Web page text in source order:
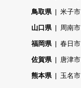
鳥取県 米子市
山口県 周南市
福岡県 春日市
佐賀県 唐津市
熊本県 玉名市